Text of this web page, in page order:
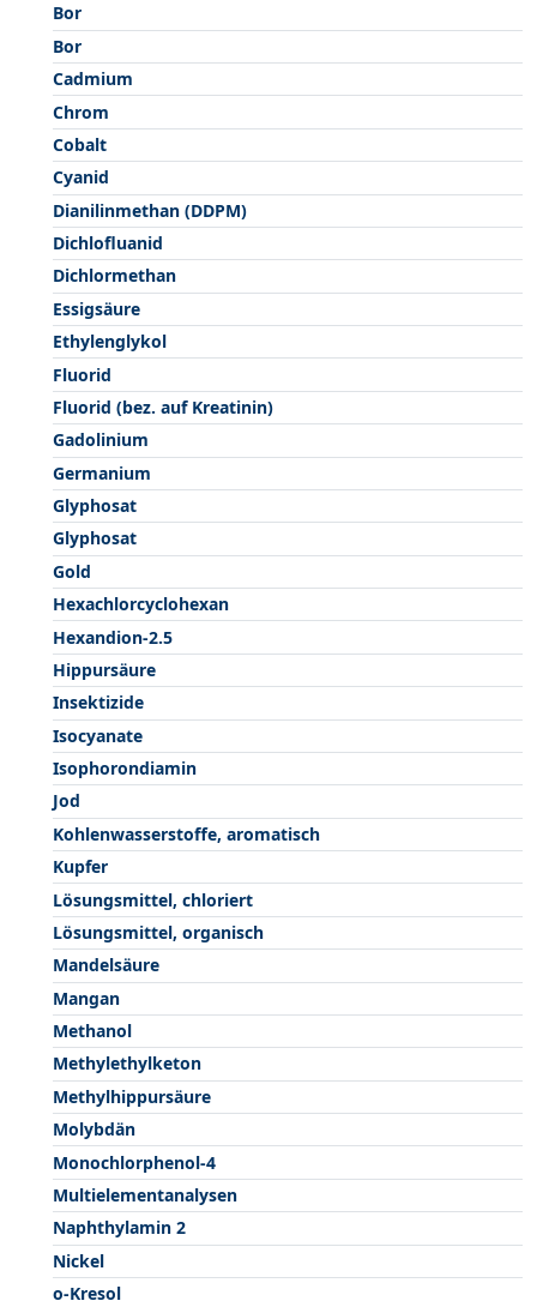
Bor
Bor
Cadmium
Chrom
Cobalt
Cyanid
Dianilinmethan (DDPM)
Dichlofluanid
Dichlormethan
Essigsäure
Ethylenglykol
Fluorid
Fluorid (bez. auf Kreatinin)
Gadolinium
Germanium
Glyphosat
Glyphosat
Gold
Hexachlorcyclohexan
Hexandion-2.5
Hippursäure
Insektizide
Isocyanate
Isophorondiamin
Jod
Kohlenwasserstoffe, aromatisch
Kupfer
Lösungsmittel, chloriert
Lösungsmittel, organisch
Mandelsäure
Mangan
Methanol
Methylethylketon
Methylhippursäure
Molybdän
Monochlorphenol-4
Multielementanalysen
Naphthylamin 2
Nickel
o-Kresol